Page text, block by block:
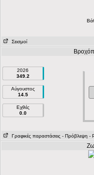
Σεισμοί
2026
349.2
Αύγουστος
14.5
Εχθές
0.0
Γραφικές παραστάσεις - Πρόβλεψη -